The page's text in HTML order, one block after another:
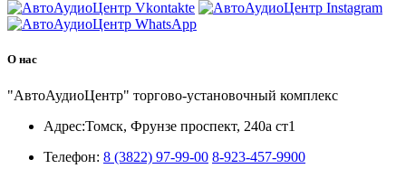
О нас
"АвтоАудиоЦентр" торгово-установочный комплекс
Адрес:Томск, Фрунзе проспект, 240а ст1
Телефон: 8 (3822) 97-99-00 8-923-457-9900